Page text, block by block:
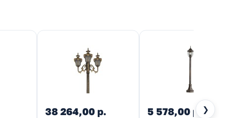
❯
38 264,00 р. 5 578,00 р.